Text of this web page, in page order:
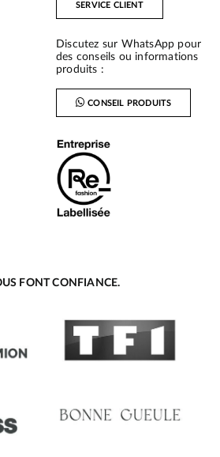
SERVICE CLIENT
Discutez sur WhatsApp pour
des conseils ou informations
produits :
CONSEIL PRODUITS
FONT CONFIANCE.